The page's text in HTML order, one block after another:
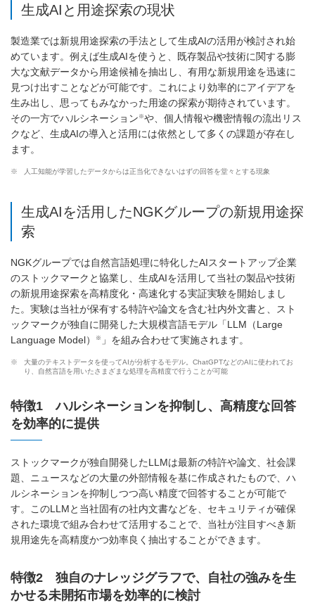
生成AIと用途探索の現状
製造業では新規用途探索の手法として生成AIの活用が検討され始
めています。例えば生成AIを使うと、既存製品や技術に関する膨
大な文献データから用途候補を抽出し、有用な新規用途を迅速に
見つけ出すことなどが可能です。これにより効率的にアイデアを
生み出し、思ってもみなかった用途の探索が期待されています。
その一方でハルシネーション ※や、個人情報や機密情報の流出リス
クなど、生成AIの導入と活用には依然として多くの課題が存在し
ます。
※ 人工知能が学習したデータからは正当化できないはずの回答を堂々とする現象
生成AIを活用したNGKグループの新規用途探
索
NGKグループでは自然言語処理に特化したAIスタートアップ企業
のストックマークと協業し、生成AIを活用して当社の製品や技術
の新規用途探索を高精度化・高速化する実証実験を開始しまし
た。実験は当社が保有する特許や論文を含む社内外文書と、スト
ックマークが独自に開発した大規模言語モデル「LLM（Large
Language Model）
※ 」を組み合わせて実施されます。
※
大量のテキストデータを使ってAIが分析するモデル。ChatGPTなどのAIに使われてお
り、自然言語を用いたさまざまな処理を高精度で行うことが可能
特徴1 ハルシネーションを抑制し、高精度な回答
を効率的に提供
ストックマークが独自開発したLLMは最新の特許や論文、社会課
題、ニュースなどの大量の外部情報を基に作成されたもので、ハ
ルシネーションを抑制しつつ高い精度で回答することが可能で
す。このLLMと当社固有の社内文書などを、セキュリティが確保
された環境で組み合わせて活用することで、当社が注目すべき新
規用途先を高精度かつ効率良く抽出することができます。
特徴2 独自のナレッジグラフで、自社の強みを生
かせる未開拓市場を効率的に検討